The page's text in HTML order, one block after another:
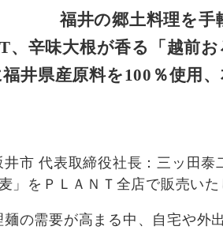
福井の郷土料理を手
、辛味大根が香る「越前
井県産原料を100％使用
市 代表取締役社長：三ッ田
」をＰＬＡＮＴ全店で販売いた
の需要が高まる中、自宅や外